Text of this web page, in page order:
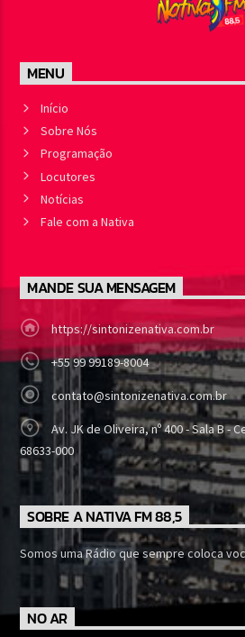
MENU
Início
Sobre Nós
Programação
Locutores
Notícias
Fale com a Nativa
MANDE SUA MENSAGEM
https://sintonizenativa.com.br
+55 99 99189-8004
contato@sintonizenativa.com.br
Av. JK de Oliveira, nº 400 - Sala B -
68633-000
SOBRE A NATIVA FM 88,5
Somos uma Rádio que sempre coloca
NO AR